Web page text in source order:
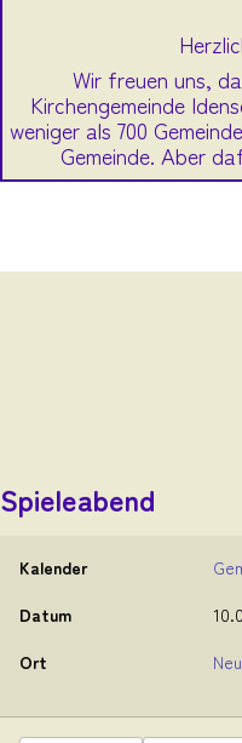
Wir freuen uns,
Kirchengemeinde
weniger als 700
Gemeinde. Aber
Spieleabend
Kalender
Datum
Ort